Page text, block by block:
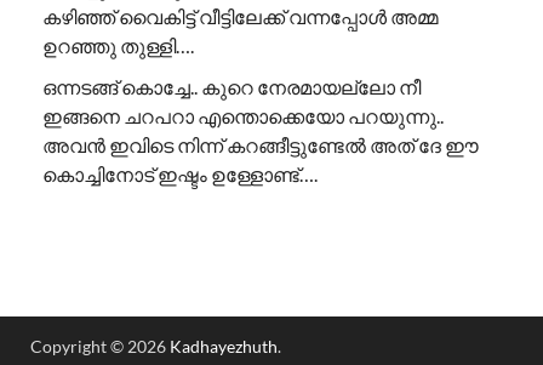
കഴിഞ്ഞ് വൈകിട്ട് വീട്ടിലേക്ക് വന്നപ്പോൾ അമ്മ
ഉറഞ്ഞു തുള്ളി….
ഒന്നടങ്ങ് കൊച്ചേ.. കുറെ നേരമായല്ലോ നീ
ഇങ്ങനെ ചറപറാ എന്തൊക്കെയോ പറയുന്നു..
അവൻ ഇവിടെ നിന്ന് കറങ്ങീട്ടുണ്ടേൽ അത് ദേ ഈ
കൊച്ചിനോട് ഇഷ്ടം ഉള്ളോണ്ട്….
Copyright © 2026 Kadhayezhuth.